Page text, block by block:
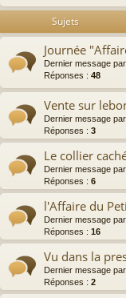
Sujets
Journée
Dernier message par
Réponses : 48
Vente sur
Dernier message par
Réponses : 3
Le collier
Dernier message par
Réponses : 6
l'Affaire du
Dernier message par
Réponses : 16
Vu dans la
Dernier message par
Réponses : 2